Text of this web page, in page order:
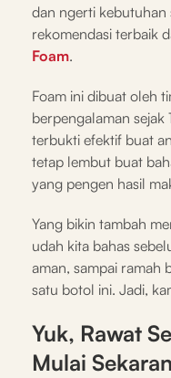
dan ngerti kebutuhan
rekomendasi terbaik
Foam.
Foam ini dibuat oleh
berpengalaman
terbukti efektif buat
tetap lembut buat
yang pengen hasil
Yang bikin tambah
udah kita bahas
aman, sampai
satu botol ini. Jadi,
Yuk, Rawat
Mulai